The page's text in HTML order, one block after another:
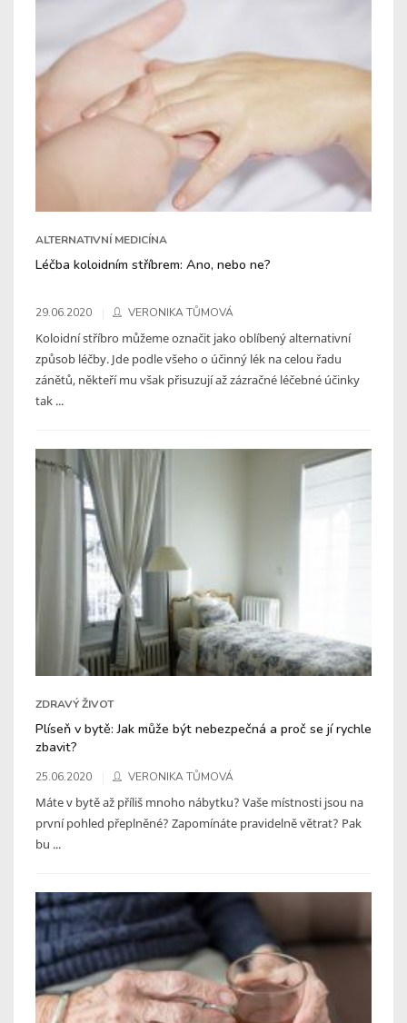
ALTERNATIVNÍ MEDICÍNA
Léčba koloidním stříbrem: Ano, nebo ne?
29.06.2020 VERONIKA TŮMOVÁ
Koloidní stříbro můžeme označit jako oblíbený alternativní
způsob léčby. Jde podle všeho o účinný lék na celou řadu
zánětů, někteří mu však přisuzují až zázračné léčebné účinky
tak ...
ZDRAVÝ ŽIVOT
Plíseň v bytě: Jak může být nebezpečná a proč se jí rychle
zbavit?
25.06.2020 VERONIKA TŮMOVÁ
Máte v bytě až příliš mnoho nábytku? Vaše místnosti jsou na
první pohled přeplněné? Zapomínáte pravidelně větrat? Pak
bu ...